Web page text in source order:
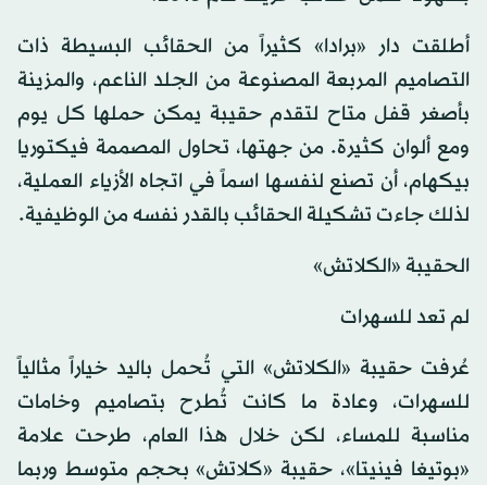
أطلقت دار «برادا» كثيراً من الحقائب البسيطة ذات
التصاميم المربعة المصنوعة من الجلد الناعم، والمزينة
بأصغر قفل متاح لتقدم حقيبة يمكن حملها كل يوم
ومع ألوان كثيرة. من جهتها، تحاول المصممة فيكتوريا
بيكهام، أن تصنع لنفسها اسماً في اتجاه الأزياء العملية،
لذلك جاءت تشكيلة الحقائب بالقدر نفسه من الوظيفية.
الحقيبة «الكلاتش»
لم تعد للسهرات
عُرفت حقيبة «الكلاتش» التي تُحمل باليد خياراً مثالياً
للسهرات، وعادة ما كانت تُطرح بتصاميم وخامات
مناسبة للمساء، لكن خلال هذا العام، طرحت علامة
«بوتيغا فينيتا»، حقيبة «كلاتش» بحجم متوسط وربما